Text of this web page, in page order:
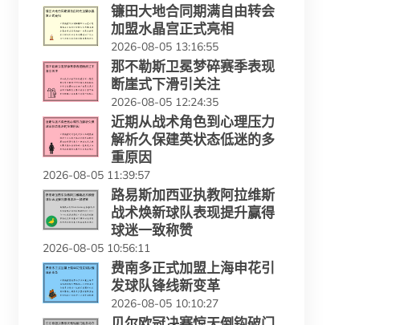
镰田大地合同期满自由转会
加盟水晶宫正式亮相
2026-08-05 13:16:55
那不勒斯卫冕梦碎赛季表现
断崖式下滑引关注
2026-08-05 12:24:35
近期从战术角色到心理压力
解析久保建英状态低迷的多
重原因
2026-08-05 11:39:57
路易斯加西亚执教阿拉维斯
战术焕新球队表现提升赢得
球迷一致称赞
2026-08-05 10:56:11
费南多正式加盟上海申花引
发球队锋线新变革
2026-08-05 10:10:27